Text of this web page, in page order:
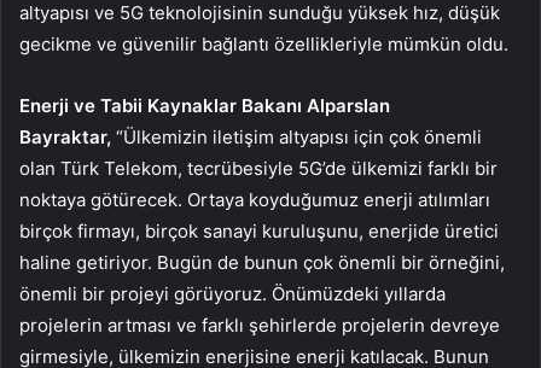
altyapısı ve 5G teknolojisinin sunduğu yüksek hız, düşük
gecikme ve güvenilir bağlantı özellikleriyle mümkün oldu.
Enerji ve Tabii Kaynaklar Bakanı Alparslan
Bayraktar, “Ülkemizin iletişim altyapısı için çok önemli
olan Türk Telekom, tecrübesiyle 5G’de ülkemizi farklı bir
noktaya götürecek. Ortaya koyduğumuz enerji atılımları
birçok firmayı, birçok sanayi kuruluşunu, enerjide üretici
haline getiriyor. Bugün de bunun çok önemli bir örneğini,
önemli bir projeyi görüyoruz. Önümüzdeki yıllarda
projelerin artması ve farklı şehirlerde projelerin devreye
girmesiyle, ülkemizin enerjisine enerji katılacak. Bunun